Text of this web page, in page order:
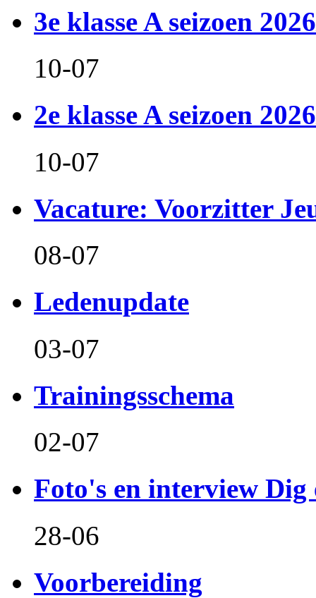
3e klasse A seizoen
10-07
2e klasse A seizoen
10-07
Vacature: Voorzitter
08-07
Ledenupdate
03-07
Trainingsschema
02-07
Foto's en interview Dig
28-06
Voorbereiding